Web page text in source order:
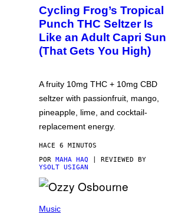
H
A
Q
F
O
R
C
Cycling Frog’s Tropical
Punch THC Seltzer Is
Like an Adult Capri Sun
(That Gets You High)
A fruity 10mg THC + 10mg CBD
seltzer with passionfruit, mango,
pineapple, lime, and cocktail-
replacement energy.
HACE 6 MINUTOS
POR MAHA HAQ | REVIEWED BY
YSOLT USIGAN
H
Music